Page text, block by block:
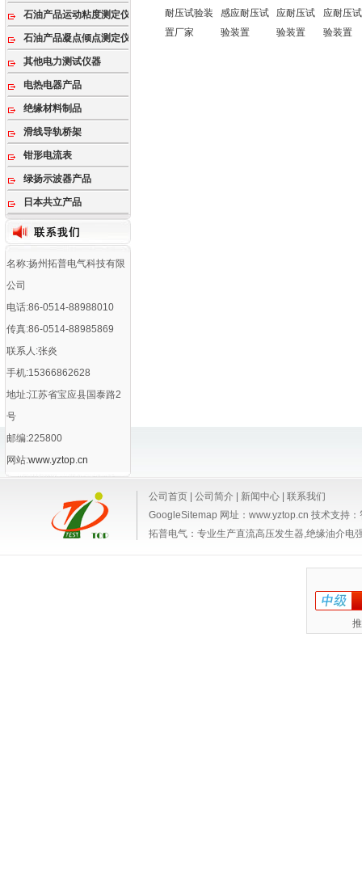
石油产品运动粘度测定仪
石油产品凝点倾点测定仪
其他电力测试仪器
电热电器产品
绝缘材料制品
滑线导轨桥架
钳形电流表
绿扬示波器产品
日本共立产品
名称:扬州拓普电气科技有限
公司
电话:86-0514-88988010
传真:86-0514-88985869
联系人:张炎
手机:15366862628
地址:江苏省宝应县国泰路2
号
邮编:225800
网站:www.yztop.cn
耐压试验装
置厂家
感应耐压试
验装置
应耐压试
验装置
应耐压试
验装置
公司首页 公司简介 新闻中心
联系我们
GoogleSitemap 网址：www.yztop.cn 技术支持：
拓普电气：专业生产直流高压发生器,绝缘油介电